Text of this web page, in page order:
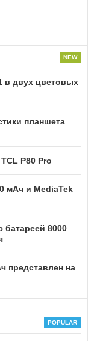
в двух цветовых
планшета
P80 Pro
мАч и MediaTek
батареей 8000
представлен на